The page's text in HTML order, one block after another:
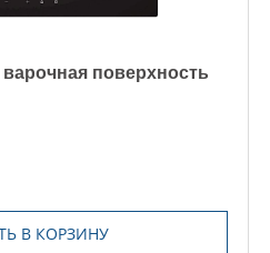
поверхность
В КОРЗИНУ